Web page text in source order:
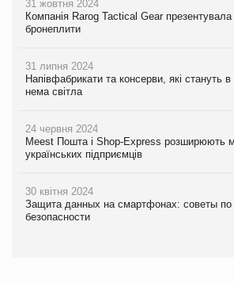
31 жовтня 2024
Компанія Rarog Tactical Gear презентувала
бронеплити
31 липня 2024
Напівфабрикати та консерви, які стануть
нема світла
24 червня 2024
Meest Пошта і Shop-Express розширюють
українських підприємців
30 квітня 2024
Защита данных на смартфонах: советы
безопасности